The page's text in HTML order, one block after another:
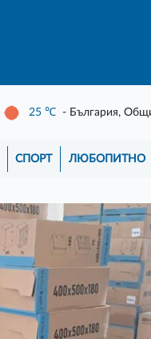
25 ℃ - България,
СПОРТ ЛЮБОПИТНО